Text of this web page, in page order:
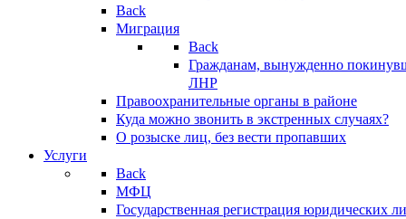
Back
Миграция
Back
Гражданам, вынужденно
ЛНР
Правоохранительные органы в районе
Куда можно звонить в экстренных случаях?
О розыске лиц, без вести пропавших
Услуги
Back
МФЦ
Государственная регистрация юридических